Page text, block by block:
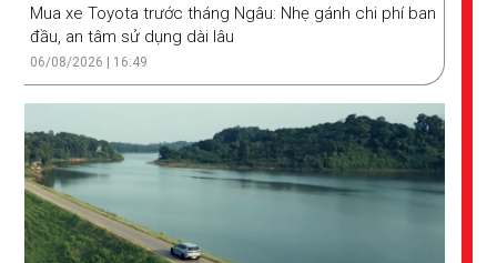
Mua xe Toyota trước tháng Ngâu: Nhẹ gánh chi phí ban
đầu, an tâm sử dụng dài lâu
06/08/2026 | 16:49